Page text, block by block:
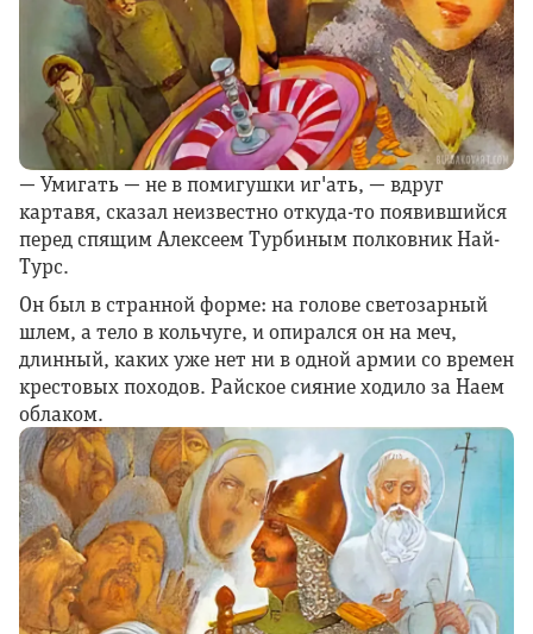
— Умигать — не в помигушки иг'ать, — вдруг
картавя, сказал неизвестно откуда-то появившийся
перед спящим Алексеем Турбиным полковник Най-
Турс.
Он был в странной форме: на голове светозарный
шлем, а тело в кольчуге, и опирался он на меч,
длинный, каких уже нет ни в одной армии со времен
крестовых походов. Райское сияние ходило за Наем
облаком.